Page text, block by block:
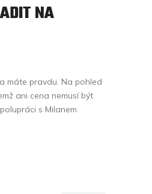
NA
máte pravdu. Na pohled
ani cena nemusí být
s Milanem